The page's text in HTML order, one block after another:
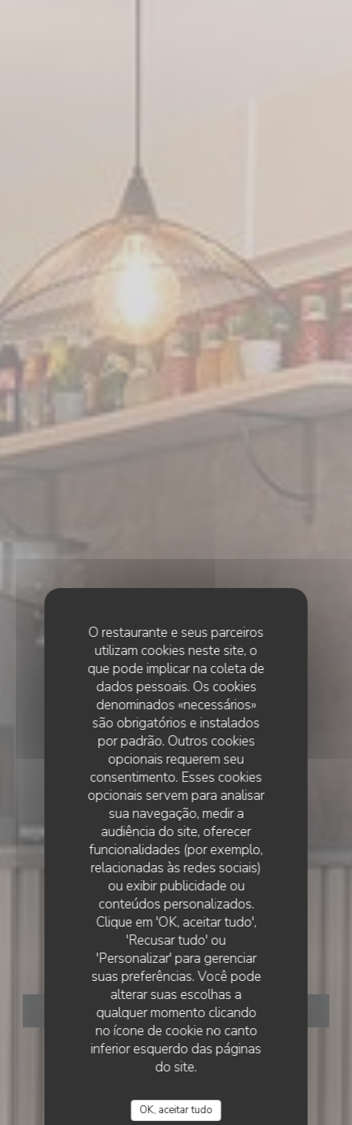
O restaurante e seus parceiros
utilizam cookies neste site, o
que pode implicar na coleta de
dados pessoais. Os cookies
denominados «necessários»
são obrigatórios e instalados
por padrão. Outros cookies
opcionais requerem seu
consentimento. Esses cookies
opcionais servem para analisar
sua navegação, medir a
audiência do site, oferecer
funcionalidades (por exemplo,
relacionadas às redes sociais)
ou exibir publicidade ou
conteúdos personalizados.
Clique em 'OK, aceitar tudo',
'Recusar tudo' ou
'Personalizar' para gerenciar
suas preferências. Você pode
alterar suas escolhas a
qualquer momento clicando
no ícone de cookie no canto
inferior esquerdo das páginas
do site.
OK, aceitar tudo
• MASSY
Restaurant Au Vieux
Massy
RESERVAR UMA MESA
RESTAURANT AU VIEUX MASSY